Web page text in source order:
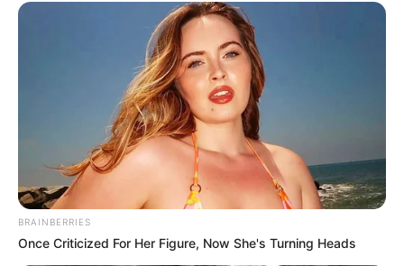
Lo interesante de la espirulina es que no es un invento
moderno ni un suplemento creado en laboratorio. Se
trata de una microalga que ha sido consumida desde
hace siglos en distintas culturas. Hoy, con el ritmo de
vida acelerado que llevamos, ha ganado protagonismo
porque ofrece una forma práctica de concentrar
nutrientes en pequeñas dosis. No promete milagros, pero
sí puede ser una aliada real cuando se usa de manera
BRAINBERRIES
Once Criticized For Her Figure, Now She's Turning Heads